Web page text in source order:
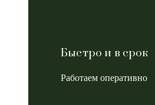
Быстро и в срок
Работаем оперативно